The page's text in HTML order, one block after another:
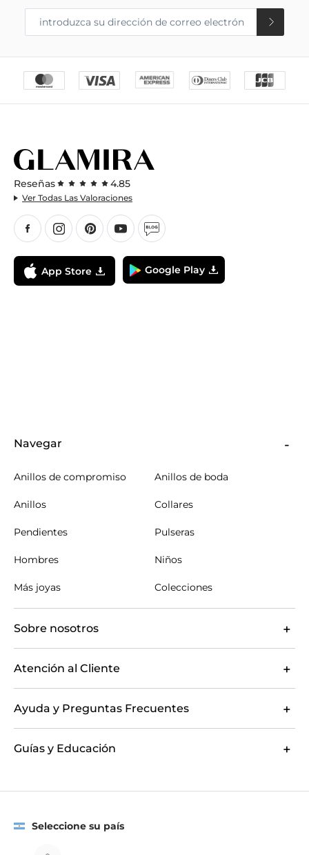
Reseñas 4.85
Ver Todas Las Valoraciones
App Store Google Play
Navegar
Anillos de compromiso Anillos de boda
Anillos Collares
Pendientes Pulseras
Hombres Niños
Más joyas Colecciones
Sobre nosotros
Atención al Cliente
Ayuda y Preguntas Frecuentes
Guías y Educación
Seleccione su país